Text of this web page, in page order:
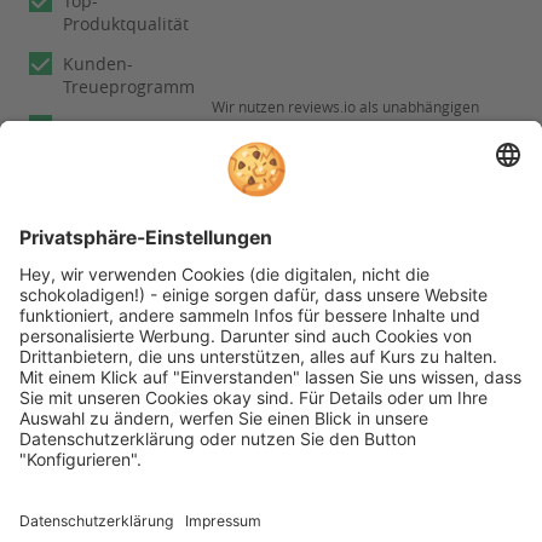
Produktqualität
Kunden-
Treueprogramm
Experten
Wir nutzen reviews.io als unabhängigen
Dienstleister für die Einholung von
Bewertungen. Erfahren Sie mehr unter
unserenInformationen zu
Kundenbewertungen
Folgen Sie rehashop auch auf folgenden Kanälen
* Alle Preise inkl. gesetzl. Mehrwertsteuer zzgl.
Versandkosten wenn nicht anders beschrieben